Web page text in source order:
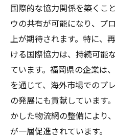
貢献
高度な専門技術
功の鍵
福岡県技術者の
新たな人材育成
福岡県の教育機
者育成
国際舞台で活躍す
国際的な協力関係を築くこ
ウの共有が可能になり、プ
上が期待されます。特に、
ける国際協力は、持続可能
ています。福岡県の企業は
を通じて、海外市場でのプ
の発展にも貢献しています
かした物流網の整備により
が一層促進されています。